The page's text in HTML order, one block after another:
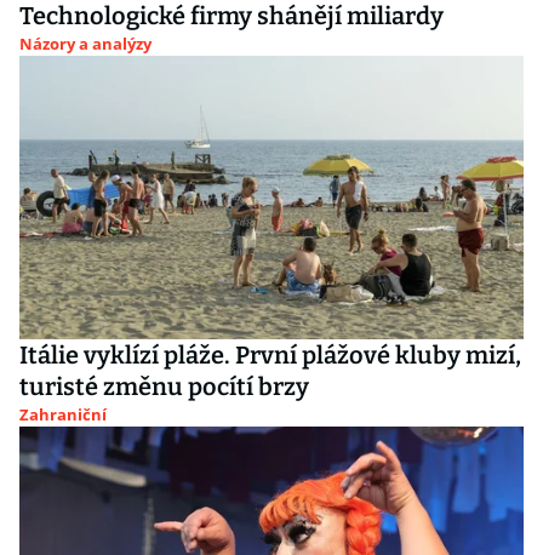
Technologické firmy shánějí miliardy
Názory a analýzy
Itálie vyklízí pláže. První plážové kluby mizí,
turisté změnu pocítí brzy
Zahraniční